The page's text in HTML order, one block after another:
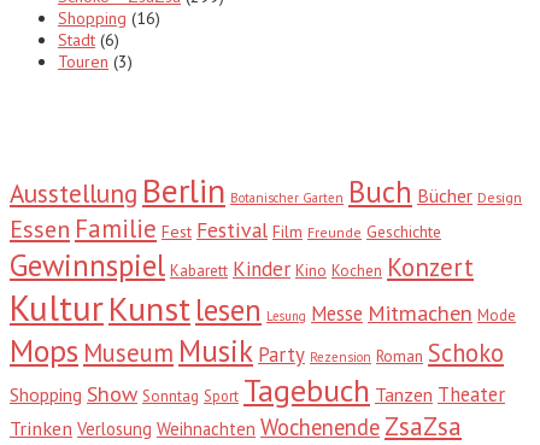
Shopping (16)
Stadt (6)
Touren (3)
Ausstellung Berlin Botanischer Garten Buch Bücher Design
Essen Familie Fest Festival Film Freunde Geschichte
Gewinnspiel Kabarett Kinder Kino Kochen Konzert
KulturKunstlesen Lesung Messe Mitmachen Mode
Mops Museum Musik Party Rezension Roman Schoko
Shopping Show Sonntag Sport Tagebuch Tanzen Theater
Trinken Verlosung Weihnachten Wochenende ZsaZsa